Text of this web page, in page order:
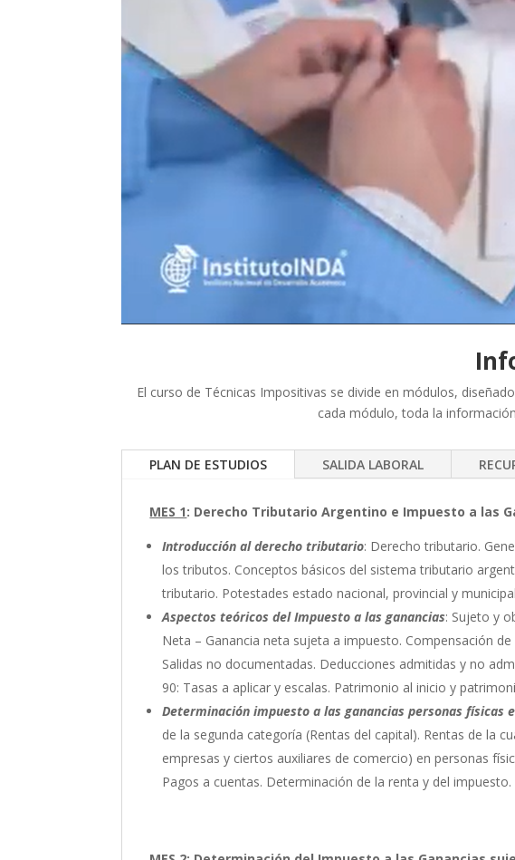
El curso de Técnicas Impositivas se divide en módulos,
cada módulo, toda la
PLAN DE ESTUDIOS SALIDA LABORAL
MES 1: Derecho Tributario Argentino e Impuesto a las
Introducción al derecho tributario: Derecho tributario.
los tributos. Conceptos básicos del sistema tributario
tributario. Potestades estado nacional, provincial y
Aspectos teóricos del Impuesto a las ganancias: Sujeto y
Neta – Ganancia neta sujeta a impuesto. Compensación
Salidas no documentadas. Deducciones admitidas y no
90: Tasas a aplicar y escalas. Patrimonio al inicio y
Determinación impuesto a las ganancias personas físicas
de la segunda categoría (Rentas del capital). Rentas de la
empresas y ciertos auxiliares de comercio) en personas
Pagos a cuentas. Determinación de la renta y del